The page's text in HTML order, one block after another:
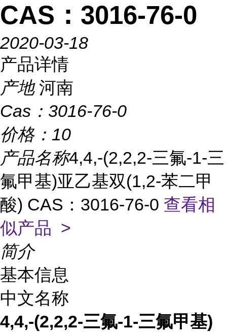
CAS：3016-76-0
2020-03-18
产品详情
产地 河南
Cas： 3016-76-0
价格： 10
产品名称4,4,-(2,2,2-三氟-1-三
氟甲基)亚乙基双(1,2-苯二甲
酸) CAS：3016-76-0 查看相
似产品 >
简介
基本信息
中文名称
4,4,-(2,2,2-三氟-1-三氟甲基)